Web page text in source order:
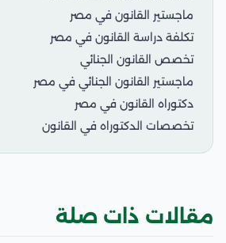
ماجستير القانون في مصر
تكلفة دراسة القانون في مصر
تخصص القانون الجنائي
ماجستير القانون الجنائي في مصر
دكتوراه القانون في مصر
تخصصات الدكتوراه في القانون
مقالات ذات صلة